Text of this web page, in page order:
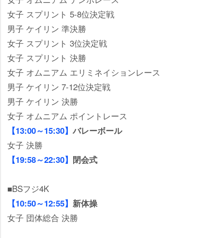
女子 スプリント 5-8位決定戦
男子 ケイリン 準決勝
女子 スプリント 3位決定戦
女子 スプリント 決勝
女子 オムニアム エリミネイションレース
男子 ケイリン 7-12位決定戦
男子 ケイリン 決勝
女子 オムニアム ポイントレース
【13:00～15:30】バレーボール
女子 決勝
【19:58～22:30】 閉会式
■BSフジ4K
【10:50～12:55】 新体操
女子 団体総合 決勝